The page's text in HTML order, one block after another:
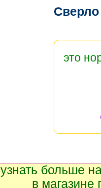
это
узнать больше
в магазине